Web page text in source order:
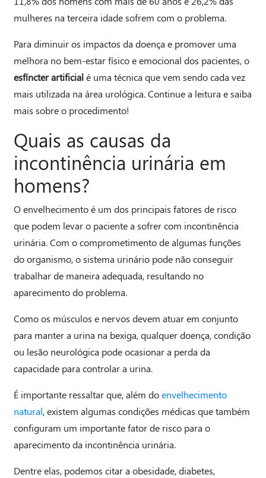
mulheres na terceira idade sofrem com o problema.
Para diminuir os impactos da doença e promover uma
melhora no bem-estar físico e emocional dos pacientes, o
esfíncter artificialé uma técnica que vem sendo cada vez
mais utilizada na área urológica. Continue a leitura e saiba
mais sobre o procedimento!
Quais as causas da
incontinência urinária em
homens?
O envelhecimento é um dos principais fatores de risco
que podem levar o paciente a sofrer com incontinência
urinária. Com o comprometimento de algumas funções
do organismo, o sistema urinário pode não conseguir
trabalhar de maneira adequada, resultando no
aparecimento do problema.
Como os músculos e nervos devem atuar em conjunto
para manter a urina na bexiga, qualquer doença, condição
ou lesão neurológica pode ocasionar a perda da
capacidade para controlar a urina.
É importante ressaltar que, além doenvelhecimento
natural, existem algumas condições médicas que também
configuram um importante fator de risco para o
aparecimento da incontinência urinária.
Dentre elas, podemos citar a obesidade, diabetes,